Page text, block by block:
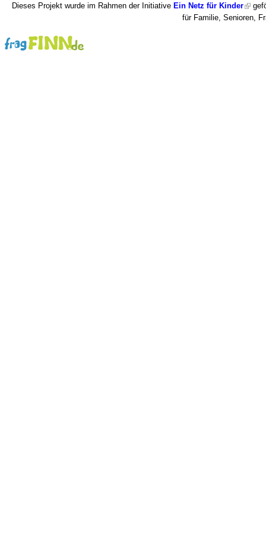
Dieses Projekt wurde im Rahmen der Initiative Ein Netz für Kinder
für Familie, Senioren,